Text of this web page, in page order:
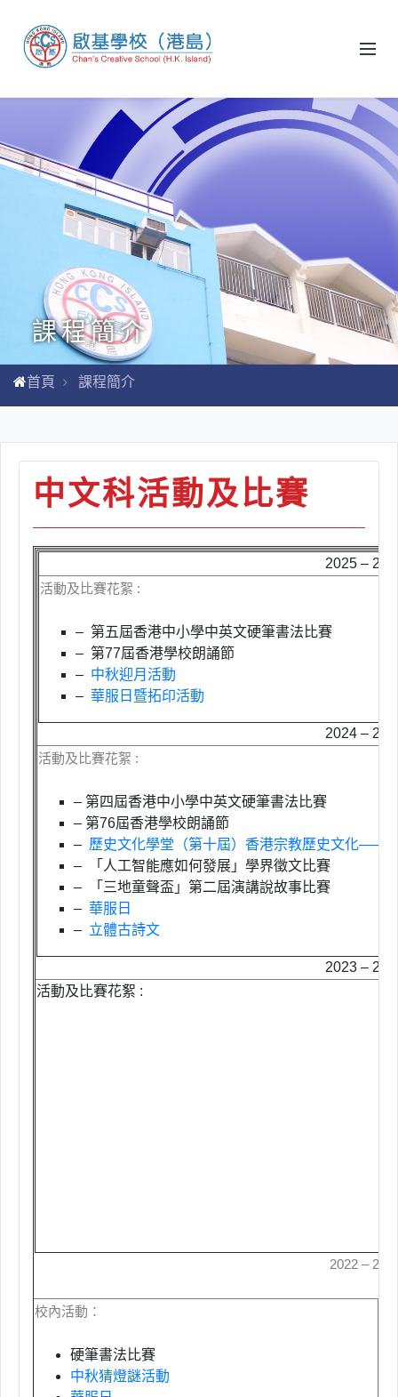
課程簡介
首頁 課程簡介
中文科活動及比賽
2025 –
活動及比賽花絮 :
– 第五屆香港中小學中英文硬筆書法比賽
– 第77屆香港學校朗誦節
– 中秋迎月活動
– 華服日暨拓印活動
2024 –
活動及比賽花絮 :
– 第四屆香港中小學中英文硬筆書法比賽
– 第76屆香港學校朗誦節
– 歷史文化學堂（第十屆）香港宗教歷史文化——
– 「人工智能應如何發展」學界徵文比賽
– 「三地童聲盃」第二屆演講說故事比賽
– 華服日
– 立體古詩文
2023 –
活動及比賽花絮 :
2022 –
校內活動：
硬筆書法比賽
中秋猜燈謎活動